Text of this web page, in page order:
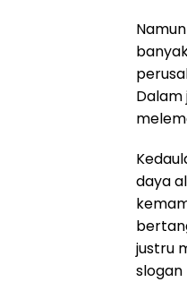
Dalam
daya
justru
slogan